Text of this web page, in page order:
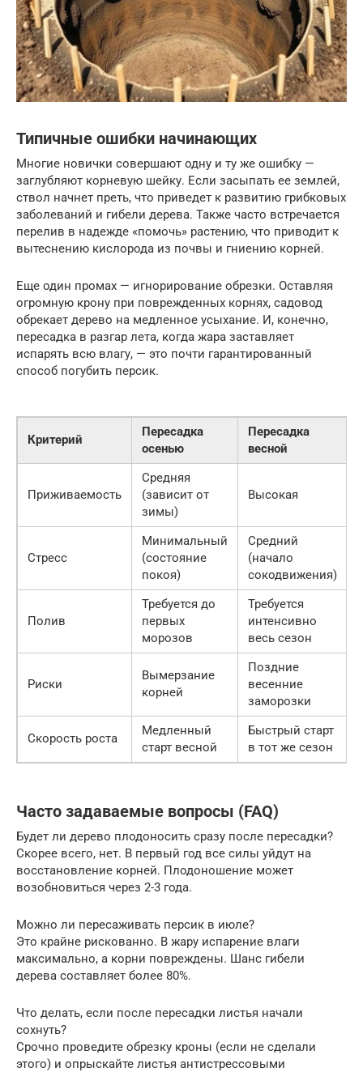
Типичные ошибки начинающих
Многие новички совершают одну и ту же ошибку —
заглубляют корневую шейку. Если засыпать ее землей,
ствол начнет преть, что приведет к развитию грибковых
заболеваний и гибели дерева. Также часто встречается
перелив в надежде «помочь» растению, что приводит к
вытеснению кислорода из почвы и гниению корней.
Еще один промах — игнорирование обрезки. Оставляя
огромную крону при поврежденных корнях, садовод
обрекает дерево на медленное усыхание. И, конечно,
пересадка в разгар лета, когда жара заставляет
испарять всю влагу, — это почти гарантированный
способ погубить персик.
Критерий
Пересадка
осенью
Пересадка
весной
Приживаемость
Средняя
(зависит от
зимы)
Высокая
Стресс
Минимальный
(состояние
покоя)
Средний
(начало
сокодвижения)
Полив
Требуется до
первых
морозов
Требуется
интенсивно
весь сезон
Риски
Вымерзание
корней
Поздние
весенние
заморозки
Скорость роста
Медленный
старт весной
Быстрый старт
в тот же сезон
Часто задаваемые вопросы (FAQ)
Будет ли дерево плодоносить сразу после пересадки?
Скорее всего, нет. В первый год все силы уйдут на
восстановление корней. Плодоношение может
возобновиться через 2-3 года.
Можно ли пересаживать персик в июле?
Это крайне рискованно. В жару испарение влаги
максимально, а корни повреждены. Шанс гибели
дерева составляет более 80%.
Что делать, если после пересадки листья начали
сохнуть?
Срочно проведите обрезку кроны (если не сделали
этого) и опрыскайте листья антистрессовыми